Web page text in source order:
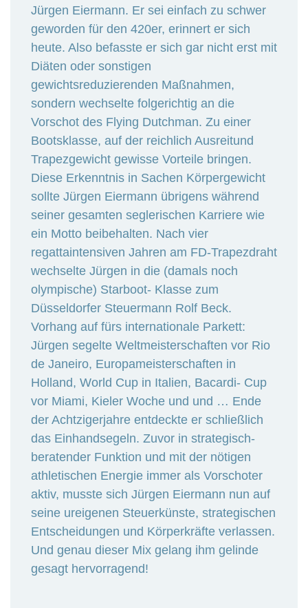
Jürgen Eiermann. Er sei einfach zu schwer
geworden für den 420er, erinnert er sich
heute. Also befasste er sich gar nicht erst mit
Diäten oder sonstigen
gewichtsreduzierenden Maßnahmen,
sondern wechselte folgerichtig an die
Vorschot des Flying Dutchman. Zu einer
Bootsklasse, auf der reichlich Ausreitund
Trapezgewicht gewisse Vorteile bringen.
Diese Erkenntnis in Sachen Körpergewicht
sollte Jürgen Eiermann übrigens während
seiner gesamten seglerischen Karriere wie
ein Motto beibehalten. Nach vier
regattaintensiven Jahren am FD-Trapezdraht
wechselte Jürgen in die (damals noch
olympische) Starboot- Klasse zum
Düsseldorfer Steuermann Rolf Beck.
Vorhang auf fürs internationale Parkett:
Jürgen segelte Weltmeisterschaften vor Rio
de Janeiro, Europameisterschaften in
Holland, World Cup in Italien, Bacardi- Cup
vor Miami, Kieler Woche und und … Ende
der Achtzigerjahre entdeckte er schließlich
das Einhandsegeln. Zuvor in strategisch-
beratender Funktion und mit der nötigen
athletischen Energie immer als Vorschoter
aktiv, musste sich Jürgen Eiermann nun auf
seine ureigenen Steuerkünste, strategischen
Entscheidungen und Körperkräfte verlassen.
Und genau dieser Mix gelang ihm gelinde
gesagt hervorragend!